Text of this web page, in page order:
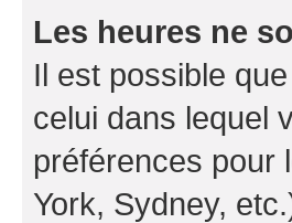
Les heures ne
Il est possible
celui dans lequel
préférences pour
York, Sydney,